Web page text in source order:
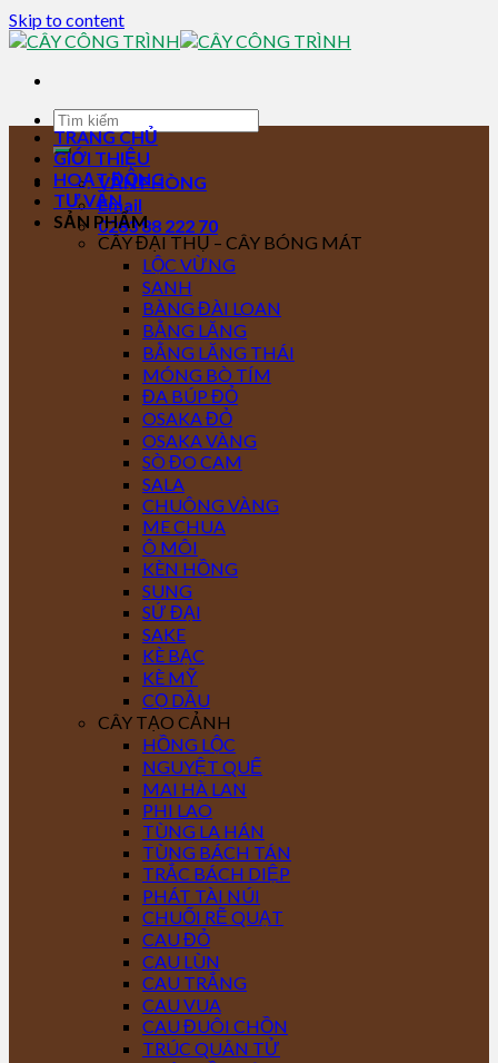
Skip to content
VĂN PHÒNG
Email
0283 88 222 70
TRANG CHỦ
GIỚI THIỆU
HOẠT ĐỘNG
TƯ VẤN
SẢN PHẨM
CÂY ĐẠI THỤ – CÂY BÓNG MÁT
LỘC VỪNG
SANH
BÀNG ĐÀI LOAN
BẰNG LĂNG
BẰNG LĂNG THÁI
MÓNG BÒ TÍM
ĐA BÚP ĐỎ
OSAKA ĐỎ
OSAKA VÀNG
SÒ ĐO CAM
SALA
CHUÔNG VÀNG
ME CHUA
Ô MÔI
KÈN HỒNG
SUNG
SỨ ĐẠI
SAKE
KÈ BẠC
KÈ MỸ
CỌ DẦU
CÂY TẠO CẢNH
HỒNG LỘC
NGUYỆT QUẾ
MAI HÀ LAN
PHI LAO
TÙNG LA HÁN
TÙNG BÁCH TÁN
TRẮC BÁCH DIỆP
PHÁT TÀI NÚI
CHUỐI RẼ QUẠT
CAU ĐỎ
CAU LÙN
CAU TRẮNG
CAU VUA
CAU ĐUÔI CHỒN
TRÚC QUÂN TỬ